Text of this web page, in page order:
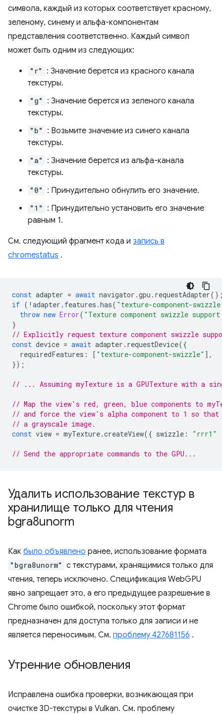
символа, каждый из которых соответствует красному,
зеленому, синему и альфа-компонентам
представления соответственно. Каждый символ
может быть одним из следующих:
"r"
: Значение берется из красного канала
текстуры.
"g"
: Значение берется из зеленого канала
текстуры.
"b"
: Возьмите значение из синего канала
текстуры.
"a"
: Значение берется из альфа-канала
текстуры.
"0" : Принудительно обнулить его значение.
"1"
: Принудительно установить его значение
равным 1.
См. следующий фрагмент кода и запись в
chromestatus .
const adapter = await navigator .gpu . requestAdapter
if ( ! adapter . features .has( "texture-component-
throw new Error( "Texture component swizzle
}
// Explicitly request texture component swizzle
const device = await adapter . requestDevice({
requiredFeatures : [ "texture-component-swizzle" ],
});
// ... Assuming myTexture is a GPUTexture with a
// Map the view's red, green, blue components to
// and force the view's alpha component to 1 so
// a grayscale image.
const view = myTexture.createView({ swizzle : "rrr1"
// Send the appropriate commands to the GPU...
Удалить использование текстур в
хранилище только для чтения
bgra8unorm
Как было объявлено ранее, использование формата
"bgra8unorm" с текстурами, хранящимися только для
чтения, теперь исключено. Спецификация WebGPU
явно запрещает это, а его предыдущее разрешение в
Chrome было ошибкой, поскольку этот формат
предназначен для доступа только для записи и не
является переносимым. См. проблему 427681156 .
Утренние обновления
Исправлена ​​ошибка проверки, возникающая при
очистке 3D-текстуры в Vulkan. См. проблему